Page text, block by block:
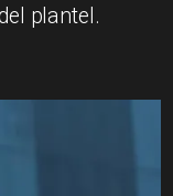
plantel.